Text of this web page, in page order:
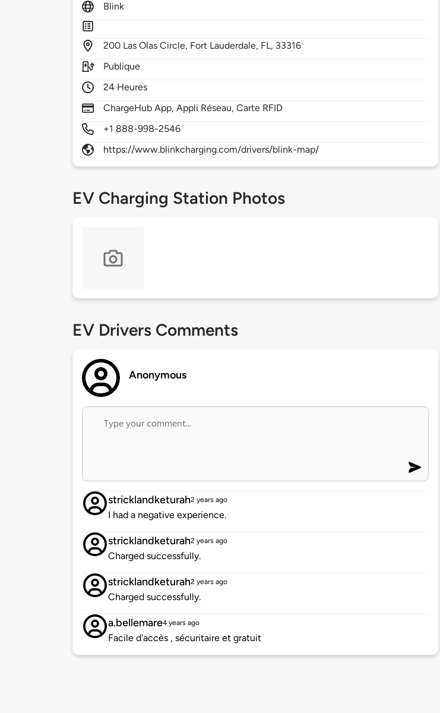
Blink
200 Las Olas Circle, Fort Lauderdale, FL, 33316
Publique
24 Heures
ChargeHub App, Appli Réseau, Carte RFID
+1 888-998-2546
https://www.blinkcharging.com/drivers/blink-map/
EV Charging Station Photos
EV Drivers Comments
Anonymous
stricklandketurah2 years ago
I had a negative experience.
stricklandketurah2 years ago
Charged successfully.
stricklandketurah2 years ago
Charged successfully.
a.bellemare4 years ago
Facile d'accès , sécuritaire et gratuit